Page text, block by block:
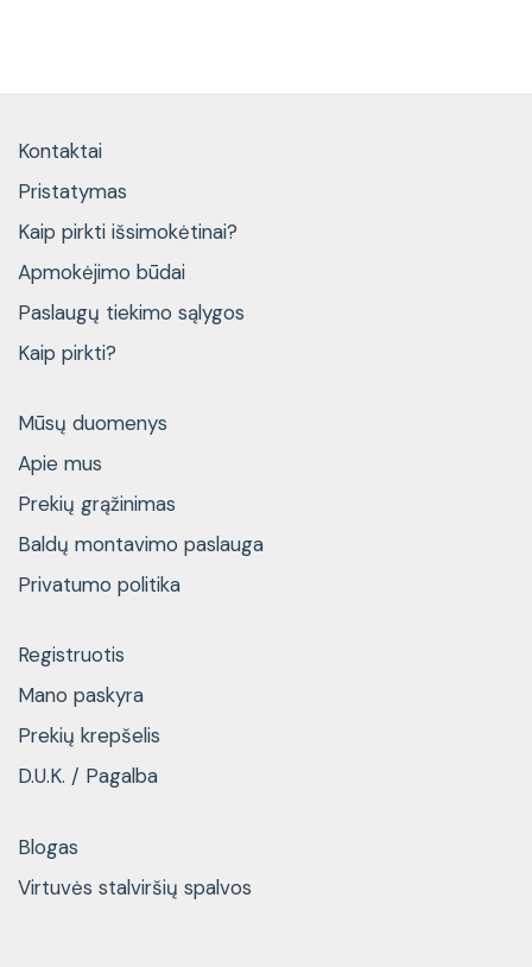
Kontaktai
Pristatymas
Kaip pirkti išsimokėtinai?
Apmokėjimo būdai
Paslaugų tiekimo sąlygos
Kaip pirkti?
Mūsų duomenys
Apie mus
Prekių grąžinimas
Baldų montavimo paslauga
Privatumo politika
Registruotis
Mano paskyra
Prekių krepšelis
D.U.K. / Pagalba
Blogas
Virtuvės stalviršių spalvos